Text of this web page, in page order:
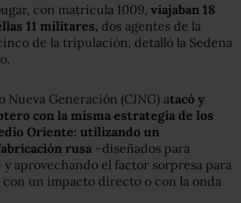
con matrícula 1009, viajaban 18
11 militares, dos agentes de la
de la tripulación, detalló la Sedena
Nueva Generación (CJNG) atacó y
con la misma estrategia de los
Oriente: utilizando un
rusa –diseñados para
aprovechando el factor sorpresa para
con un impacto directo o con la onda